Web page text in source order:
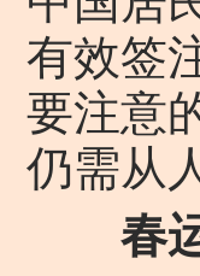
有效签
要注意
仍需从
春